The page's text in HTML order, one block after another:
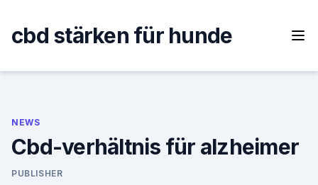
content
cbd stärken für hunde
NEWS
Cbd-verhältnis für alzheimer
PUBLISHER